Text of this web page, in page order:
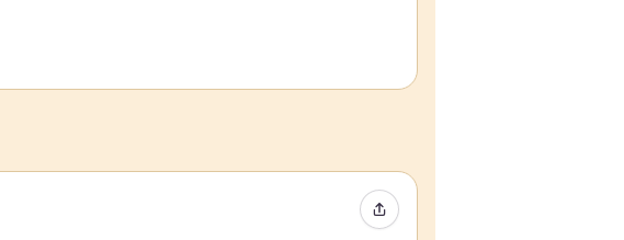
イベントをシェア